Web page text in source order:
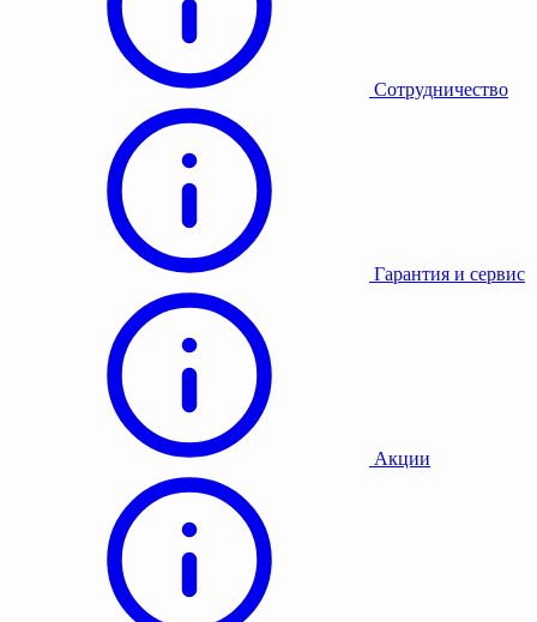
Сотрудничество
Гарантия и сервис
Акции